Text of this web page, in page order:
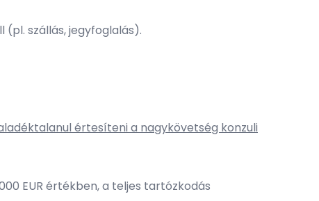
szállás, jegyfoglalás).
értesíteni a nagykövetség konzuli
EUR értékben, a teljes tartózkodás